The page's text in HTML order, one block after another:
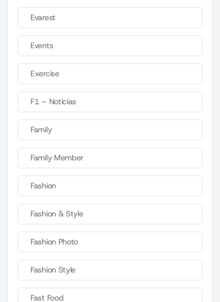
Evarest
Events
Exercise
F1 – Noticias
Family
Family Member
Fashion
Fashion & Style
Fashion Photo
Fashion Style
Fast Food